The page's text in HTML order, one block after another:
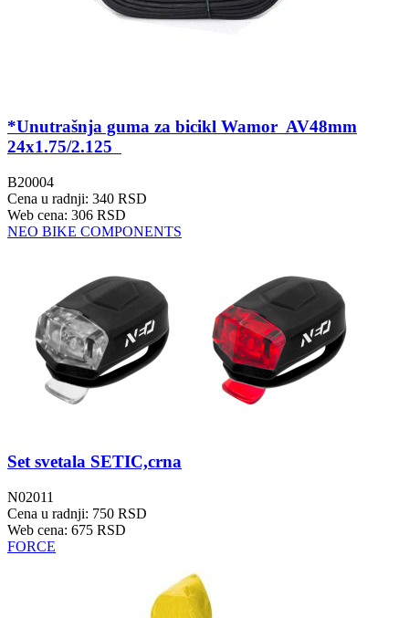
*Unutrašnja guma za bicikl Wamor AV48mm
24x1.75/2.125
B20004
Cena u radnji: 340 RSD
Web cena: 306 RSD
NEO BIKE COMPONENTS
Set svetala SETIC,crna
N02011
Cena u radnji: 750 RSD
Web cena: 675 RSD
FORCE